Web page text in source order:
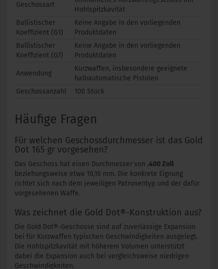
Geschossart
Hohlspitzkavität
Ballistischer
Koeffizient (G1)
Keine Angabe in den vorliegenden
Produktdaten
Ballistischer
Koeffizient (G7)
Keine Angabe in den vorliegenden
Produktdaten
Anwendung
Kurzwaffen, insbesondere geeignete
halbautomatische Pistolen
Geschossanzahl
100 Stück
Häufige Fragen
Für welchen Geschossdurchmesser ist das Gold
Dot 165 gr vorgesehen?
Das Geschoss hat einen Durchmesser von .400 Zoll
beziehungsweise etwa 10,16 mm. Die konkrete Eignung
richtet sich nach dem jeweiligen Patronentyp und der dafür
vorgesehenen Waffe.
Was zeichnet die Gold Dot®-Konstruktion aus?
Die Gold Dot®-Geschosse sind auf zuverlässige Expansion
bei für Kurzwaffen typischen Geschwindigkeiten ausgelegt.
Die Hohlspitzkavität mit höherem Volumen unterstützt
dabei die Expansion auch bei vergleichsweise niedrigen
Geschwindigkeiten.